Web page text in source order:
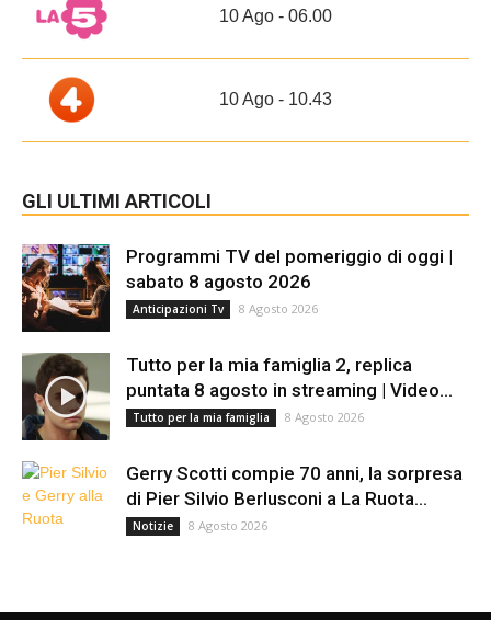
10 Ago - 06.00
10 Ago - 10.43
GLI ULTIMI ARTICOLI
Programmi TV del pomeriggio di oggi |
sabato 8 agosto 2026
Anticipazioni Tv 8 Agosto 2026
Tutto per la mia famiglia 2, replica
puntata 8 agosto in streaming | Video...
Tutto per la mia famiglia 8 Agosto 2026
Gerry Scotti compie 70 anni, la sorpresa
di Pier Silvio Berlusconi a La Ruota...
Notizie 8 Agosto 2026